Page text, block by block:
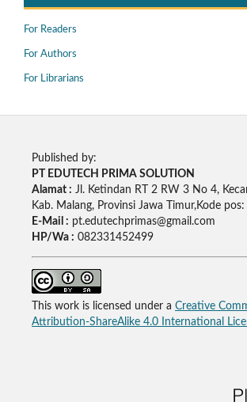
For Readers
For Authors
For Librarians
Published by:
PT EDUTECH PRIMA SOLUTION
Alamat : Jl. Ketindan RT 2 RW 3 No 4,
Kab. Malang, Provinsi Jawa Timur,Kode
E-Mail : pt.edutechprimas@gmail.com
HP/Wa : 082331452499
This work is licensed under a Creative
Attribution-ShareAlike 4.0 International